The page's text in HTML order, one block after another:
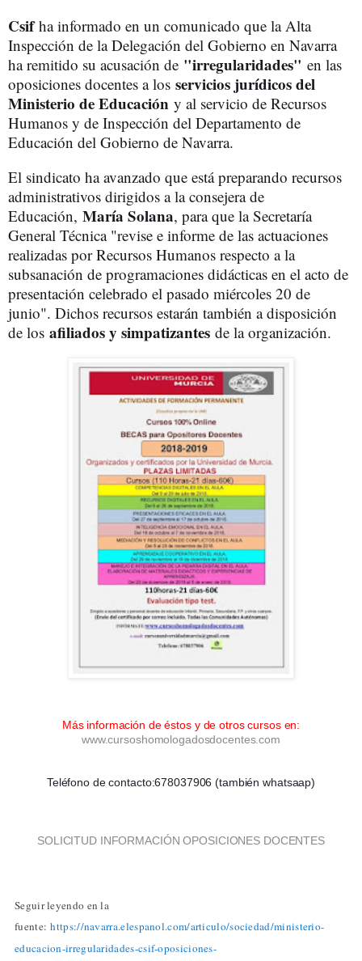
Csifha informado en un comunicado que la Alta
Inspección de la Delegación del Gobierno en Navarra
ha remitido su acusación de "irregularidades" en las
oposiciones docentes a los servicios jurídicos del
Ministerio de Educación y al servicio de Recursos
Humanos y de Inspección del Departamento de
Educación del Gobierno de Navarra.
El sindicato ha avanzado que está preparando recursos
administrativos dirigidos a la consejera de
Educación, María Solana, para que la Secretaría
General Técnica "revise e informe de las actuaciones
realizadas por Recursos Humanos respecto a la
subsanación de programaciones didácticas en el acto de
presentación celebrado el pasado miércoles 20 de
junio". Dichos recursos estarán también a disposición
de los afiliados y simpatizantes de la organización.
Más información de éstos y de otros cursos en:
www.cursoshomologadosdocentes.com
Teléfono de contacto:678037906 (también whatsaap)
SOLICITUD INFORMACIÓN OPOSICIONES DOCENTES
Seguir leyendo en la
fuente:https://navarra.elespanol.com/articulo/sociedad/ministerio-
educacion-irregularidades-csif-oposiciones-